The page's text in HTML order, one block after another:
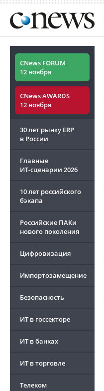
CNews FORUM
12 ноября
CNews AWARDS
12 ноября
30 лет рынку ERP
в России
Главные
ИТ-сценарии 2026
10 лет российского
бэкапа
Российские ПАКи
нового поколения
Цифровизация
Импортозамещение
Безопасность
ИТ в госсекторе
ИТ в банках
ИТ в торговле
Телеком